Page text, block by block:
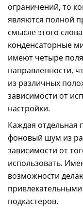
ограничений, то
являются полной
смысле этого
конденсаторные
имеют четыре
направленности,
из различных
зависимости от
настройки.
Каждая отдельная
фоновый шум из
зависимости от
использовать.
возможности
привлекательными
подкастеров.